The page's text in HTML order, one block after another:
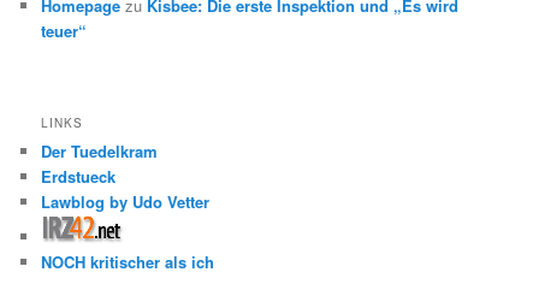
Homepage zu Kisbee: Die erste Inspektion und „Es wird
teuer“
LINKS
Der Tuedelkram
Erdstueck
Lawblog by Udo Vetter
NOCH kritischer als ich